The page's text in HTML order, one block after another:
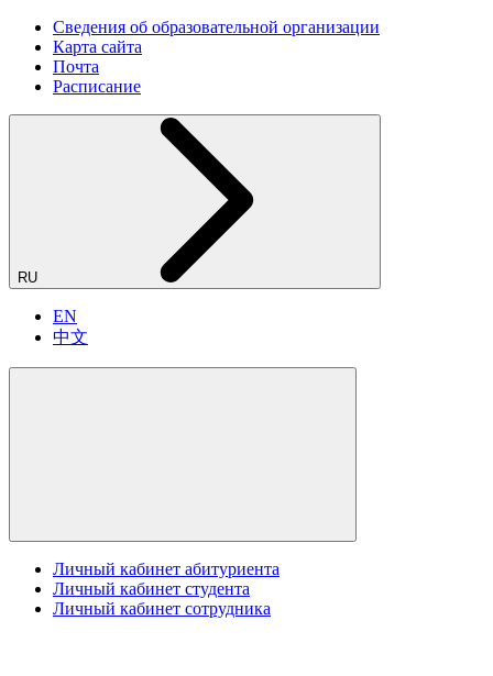
Сведения об образовательной организации
Карта сайта
Почта
Расписание
RU
EN
中文
Личный кабинет абитуриента
Личный кабинет студента
Личный кабинет сотрудника